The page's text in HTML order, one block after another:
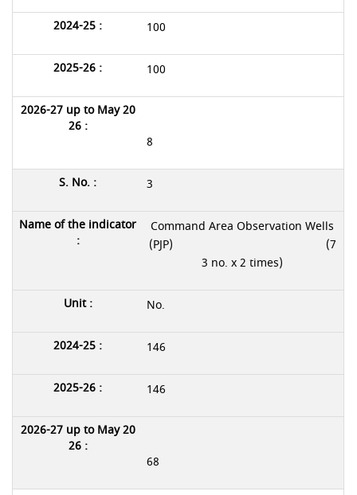
100
100
8
3
Command Area Observation Wells
(PJP) (7
3 no. x 2 times)
No.
146
146
68